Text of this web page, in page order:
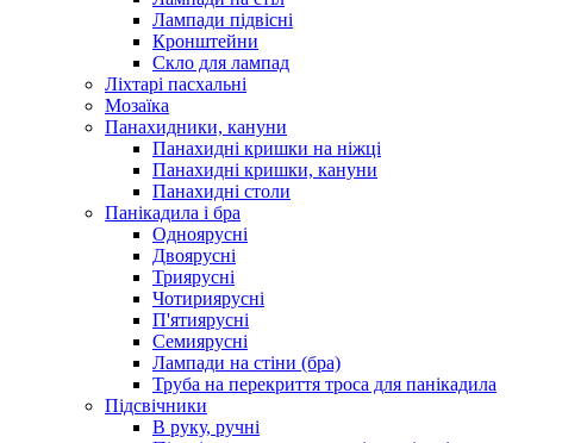
Лампади підвісні
Кронштейни
Скло для лампад
Ліхтарі пасхальні
Мозаїка
Панахидники, кануни
Панахидні кришки на ніжці
Панахидні кришки, кануни
Панахидні столи
Панікадила і бра
Одноярусні
Двоярусні
Триярусні
Чотириярусні
П'ятиярусні
Семиярусні
Лампади на стіни (бра)
Труба на перекриття троса для панікадила
Підсвічники
В руку, ручні